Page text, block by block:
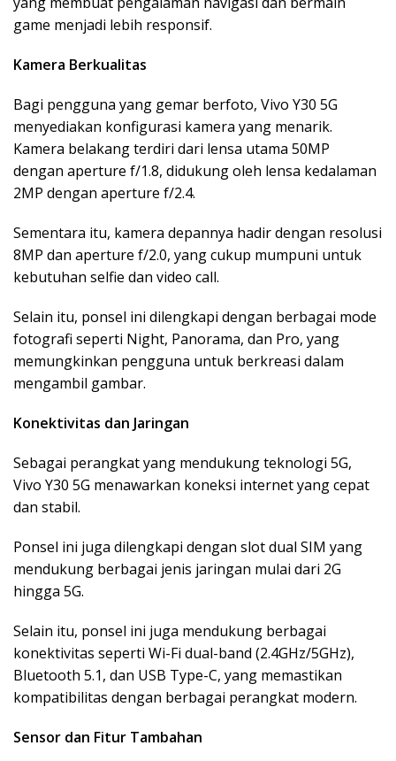
game menjadi lebih responsif.
Kamera Berkualitas
Bagi pengguna yang gemar berfoto, Vivo Y30 5G
menyediakan konfigurasi kamera yang menarik.
Kamera belakang terdiri dari lensa utama 50MP
dengan aperture f/1.8, didukung oleh lensa kedalaman
2MP dengan aperture f/2.4.
Sementara itu, kamera depannya hadir dengan resolusi
8MP dan aperture f/2.0, yang cukup mumpuni untuk
kebutuhan selfie dan video call.
Selain itu, ponsel ini dilengkapi dengan berbagai mode
fotografi seperti Night, Panorama, dan Pro, yang
memungkinkan pengguna untuk berkreasi dalam
mengambil gambar.
Konektivitas dan Jaringan
Sebagai perangkat yang mendukung teknologi 5G,
Vivo Y30 5G menawarkan koneksi internet yang cepat
dan stabil.
Ponsel ini juga dilengkapi dengan slot dual SIM yang
mendukung berbagai jenis jaringan mulai dari 2G
hingga 5G.
Selain itu, ponsel ini juga mendukung berbagai
konektivitas seperti Wi-Fi dual-band (2.4GHz/5GHz),
Bluetooth 5.1, dan USB Type-C, yang memastikan
kompatibilitas dengan berbagai perangkat modern.
Sensor dan Fitur Tambahan